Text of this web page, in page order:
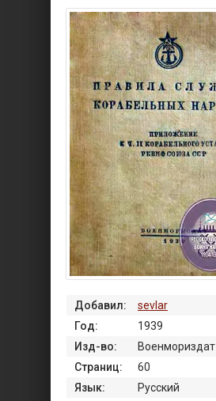
Добавил:
sevlar
Год:
1939
Изд-во:
Военмориздат
Страниц:
60
Язык:
Русский